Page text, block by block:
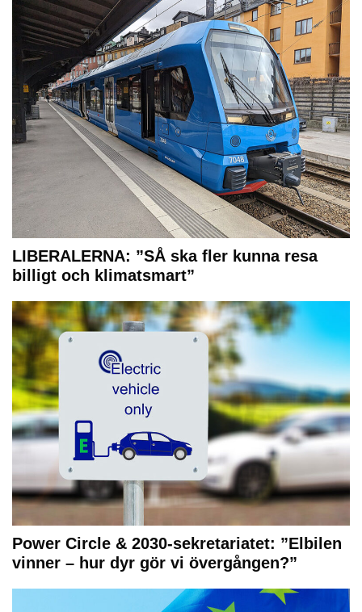
LIBERALERNA: ”SÅ ska fler kunna resa
billigt och klimatsmart”
Power Circle & 2030-sekretariatet: ”Elbilen
vinner – hur dyr gör vi övergången?”